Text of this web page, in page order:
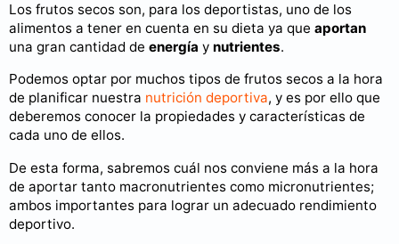
Los frutos secos son, para los deportistas, uno de los
alimentos a tener en cuenta en su dieta ya que aportan
una gran cantidad de energía y nutrientes.
Podemos optar por muchos tipos de frutos secos a la hora
de planificar nuestra nutrición deportiva, y es por ello que
deberemos conocer la propiedades y características de
cada uno de ellos.
De esta forma, sabremos cuál nos conviene más a la hora
de aportar tanto macronutrientes como micronutrientes;
ambos importantes para lograr un adecuado rendimiento
deportivo.